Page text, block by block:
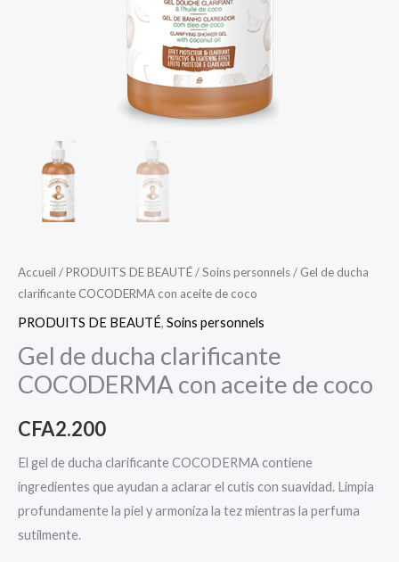
Accueil /PRODUITS DE BEAUTÉ/Soins personnels/ Gel de ducha
clarificante COCODERMA con aceite de coco
PRODUITS DE BEAUTÉ, Soins personnels
Gel de ducha clarificante
COCODERMA con aceite de coco
CFA2.200
El gel de ducha clarificante COCODERMA contiene
ingredientes que ayudan a aclarar el cutis con suavidad. Limpia
profundamente la piel y armoniza la tez mientras la perfuma
sutilmente.